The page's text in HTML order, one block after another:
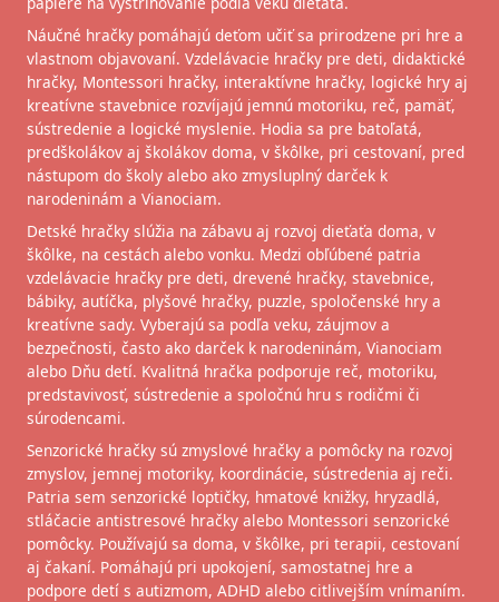
Náučné hračky pomáhajú deťom učiť sa prirodzene pri hre a
vlastnom objavovaní. Vzdelávacie hračky pre deti, didaktické
hračky, Montessori hračky, interaktívne hračky, logické hry aj
kreatívne stavebnice rozvíjajú jemnú motoriku, reč, pamäť,
sústredenie a logické myslenie. Hodia sa pre batoľatá,
predškolákov aj školákov doma, v škôlke, pri cestovaní, pred
nástupom do školy alebo ako zmysluplný darček k
narodeninám a Vianociam.
Detské hračky slúžia na zábavu aj rozvoj dieťaťa doma, v
škôlke, na cestách alebo vonku. Medzi obľúbené patria
vzdelávacie hračky pre deti, drevené hračky, stavebnice,
bábiky, autíčka, plyšové hračky, puzzle, spoločenské hry a
kreatívne sady. Vyberajú sa podľa veku, záujmov a
bezpečnosti, často ako darček k narodeninám, Vianociam
alebo Dňu detí. Kvalitná hračka podporuje reč, motoriku,
predstavivosť, sústredenie a spoločnú hru s rodičmi či
súrodencami.
Senzorické hračky sú zmyslové hračky a pomôcky na rozvoj
zmyslov, jemnej motoriky, koordinácie, sústredenia aj reči.
Patria sem senzorické loptičky, hmatové knižky, hryzadlá,
stláčacie antistresové hračky alebo Montessori senzorické
pomôcky. Používajú sa doma, v škôlke, pri terapii, cestovaní
aj čakaní. Pomáhajú pri upokojení, samostatnej hre a
podpore detí s autizmom, ADHD alebo citlivejším vnímaním.